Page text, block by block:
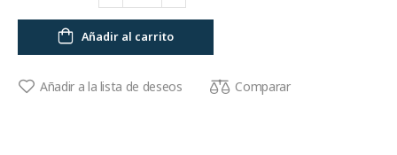
Añadir al carrito
Añadir a la lista de deseos Comparar